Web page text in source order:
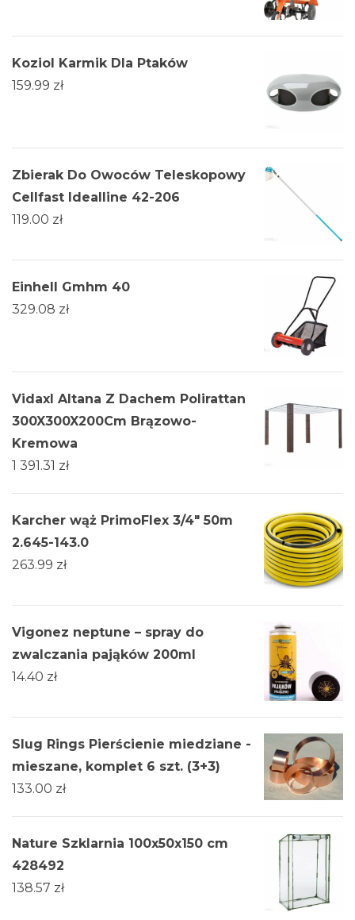
Koziol Karmik Dla Ptaków
159.99 zł
Zbierak Do Owoców Teleskopowy
Cellfast Idealline 42-206
119.00 zł
Einhell Gmhm 40
329.08 zł
Vidaxl Altana Z Dachem Polirattan
300X300X200Cm Brązowo-
Kremowa
1 391.31 zł
Karcher wąż PrimoFlex 3/4" 50m
2.645-143.0
263.99 zł
Vigonez neptune – spray do
zwalczania pająków 200ml
14.40 zł
Slug Rings Pierścienie miedziane -
mieszane, komplet 6 szt. (3+3)
133.00 zł
Nature Szklarnia 100x50x150 cm
428492
138.57 zł